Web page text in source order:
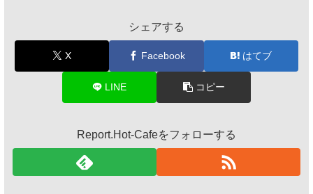
シェアする
X Facebook はてブ
LINE コピー
Report.Hot-Cafeをフォローする